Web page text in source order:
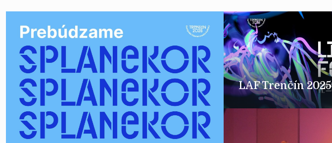
LAF Trenčín 2025